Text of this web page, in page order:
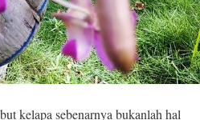
kelapa sebenarnya bukanlah hal